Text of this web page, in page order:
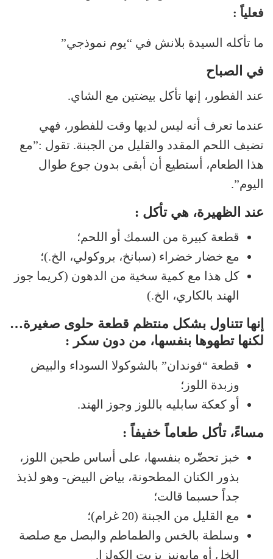
فعلياً :
ما تأكله السيدة بلانش في “يوم نموذجي”
في الصباح
عند الفطور، إنها تأكل بيضتين مع الشاي.
عندما تعرف أنه ليس لديها وقت للفطور، فهي
تضيف اللحم المقدد والقليل من الجبنة. تقول :”مع
هذا الطعام، أستطيع أن أبقى بدون جوع طوال
اليوم”.
عند الظهيرة، هي تأكل :
قطعة كبيرة من السمك أو اللحم؛
مع خضار خضراء (سبانخ، بروكولي، الخ.)؛
كل هذا مع كمية سخية من الدهون (كريما جوز
الهند بالكاري، الخ.)
إنها تتناول بشكل منتظم قطعة حلوى صغيرة…
لكنها تطهوها بنفسها، من دون سكر :
قطعة “فوندان” بالشوكولا السوداء والبيض
وزبدة اللوز؛
أو كعكة سابليه باللوز وجوز الهند.
مساءً، تأكل طعاماً خفيفاً :
خبز تحضّره بنفسها، على أساس طحين اللوز،
بذور الكتان المطحونة، بياض البيض- وهو لذيذ
جداً حسبما قالت؛
مع القليل من الجبنة (20 غرام)؛
وسلطة بالخس والطماطم والبصل مع صلصة
الخل أو مايونيز بزيت الكولزا.